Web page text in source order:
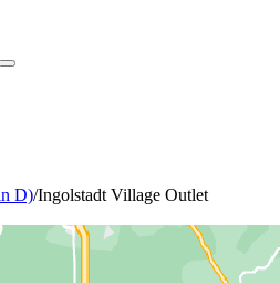
D)/Ingolstadt Village Outlet